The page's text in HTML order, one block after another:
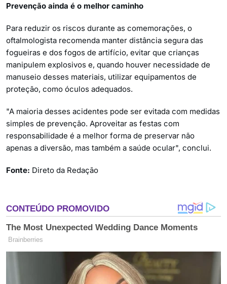
Prevenção ainda é o melhor caminho
Para reduzir os riscos durante as comemorações, o
oftalmologista recomenda manter distância segura das
fogueiras e dos fogos de artifício, evitar que crianças
manipulem explosivos e, quando houver necessidade de
manuseio desses materiais, utilizar equipamentos de
proteção, como óculos adequados.
"A maioria desses acidentes pode ser evitada com medidas
simples de prevenção. Aproveitar as festas com
responsabilidade é a melhor forma de preservar não
apenas a diversão, mas também a saúde ocular", conclui.
Fonte: Direto da Redação